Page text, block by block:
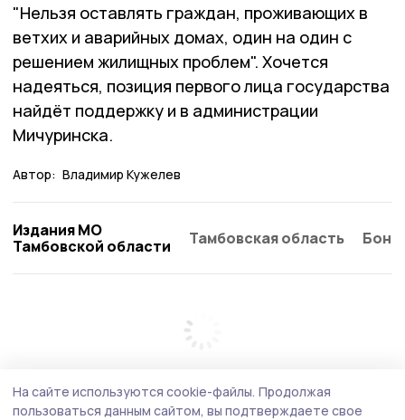
"Нельзя оставлять граждан, проживающих в
ветхих и аварийных домах, один на один с
решением жилищных проблем". Хочется
надеяться, позиция первого лица государства
найдёт поддержку и в администрации
Мичуринска.
Автор: Владимир Кужелев
Издания МО
Тамбовской области
Тамбовская область
На сайте используются cookie-файлы. Продолжая
пользоваться данным сайтом, вы подтверждаете свое